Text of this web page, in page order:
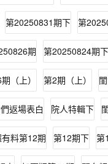
第20250831期下 第
期 第20250824期下
（上） 第2期（上）
返場表白 院人特輯下
料第12期 第12期下 第